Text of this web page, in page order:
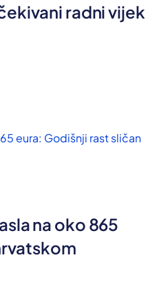
radni vijek
na oko 865